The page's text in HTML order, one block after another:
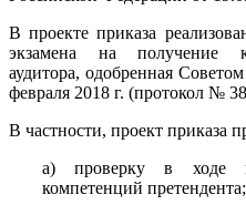
В проекте приказа
экзамена на получение
аудитора, одобренная
февраля 2018 г. (протокол №
В частности, проект приказа
а) проверку в ходе
компетенций претендента;